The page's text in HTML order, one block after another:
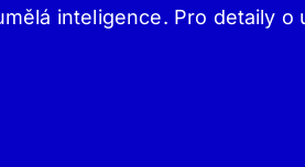
inteligence. Pro detaily o